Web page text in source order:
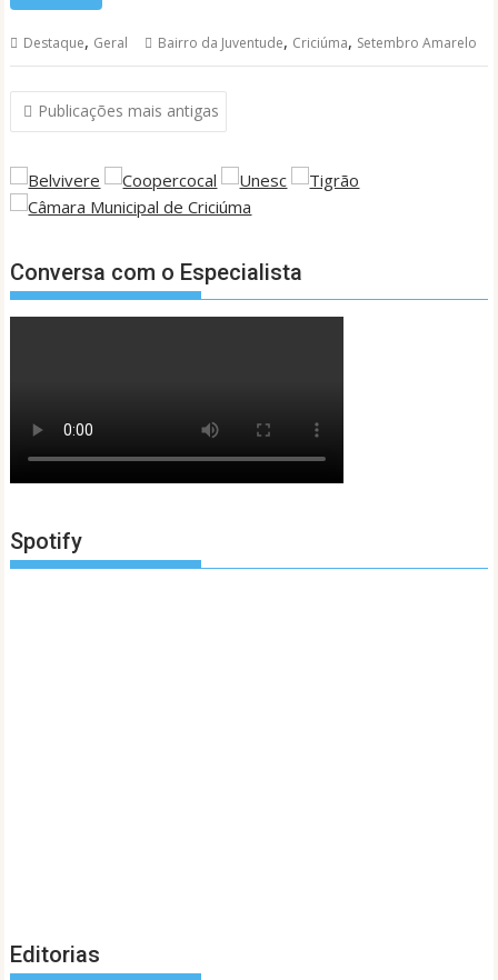
Destaque, Geral Bairro da Juventude, Criciúma, Setembro Amarelo
Navegação
por
posts
Publicações mais antigas
Conversa com o Especialista
Spotify
Editorias